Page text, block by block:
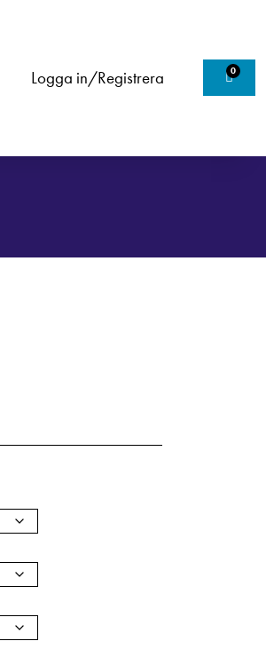
Logga in/Registrera 0